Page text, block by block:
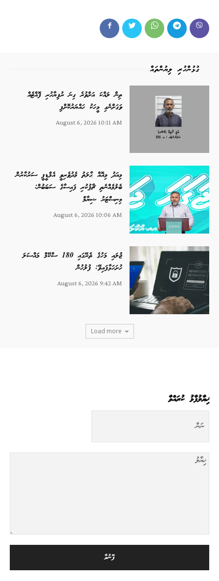
ގުޅުންހުރި ލިޔުންތައް
ތިން ލައްކަ އަށްވުރެ ގިނަ ރުފިޔާހުރި ފޮއްޓެއް
ވަގަށްނެގި މީހަކު ހައްޔަރުކޮށްފި
August 6, 2026 10:11 AM
މިއަދު މިއޮއް ޙާލަތު މެދުވެރިވީ އެމްޑީޕީ ސަރުކާރުން
ބެލުމެއްނެތި ޗާޕުކުރި ފައިސާގެ ސަބަބުން:
މިނިސްޓަރު ޝިޔާމް
August 6, 2026 10:06 AM
ޖުލައި މަހުގެ ތެރޭގައި 180 ސްކޭމް މައްސަލަ
ހުށަހަޅާފައިވޭ: ފުލުހުން
August 6, 2026 9:42 AM
Load more
ޚިޔާލުފާޅު ކުރައްވާ